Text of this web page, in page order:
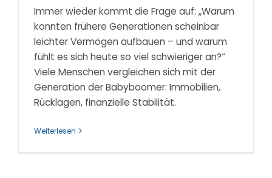
Immer wieder kommt die Frage auf: „Warum
konnten frühere Generationen scheinbar
leichter Vermögen aufbauen – und warum
fühlt es sich heute so viel schwieriger an?“
Viele Menschen vergleichen sich mit der
Generation der Babyboomer: Immobilien,
Rücklagen, finanzielle Stabilität.
Weiterlesen